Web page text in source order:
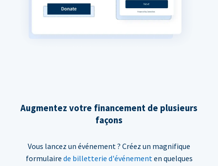
Augmentez votre financement de plusieurs
façons
Vous lancez un événement ? Créez un magnifique
formulaire de billetterie d'événementen quelques